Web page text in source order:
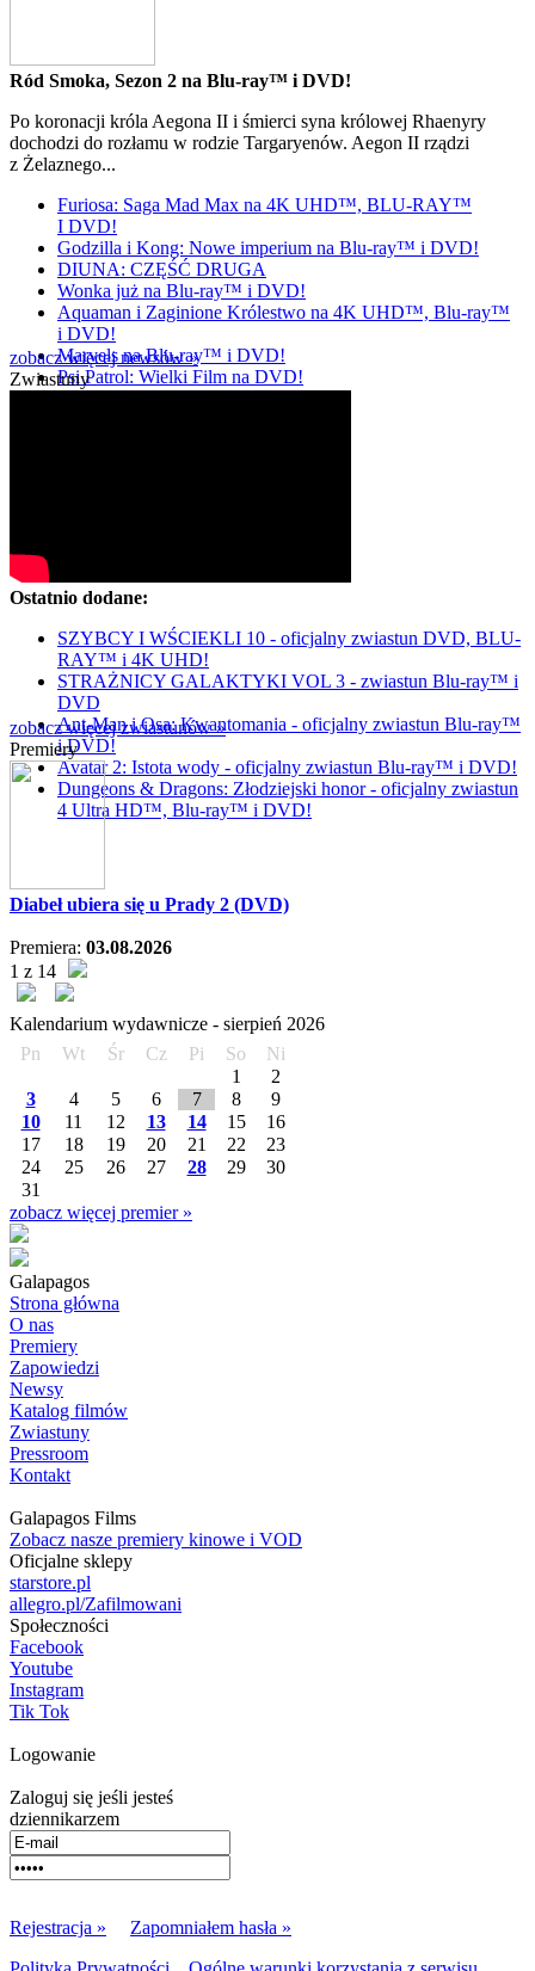
Ród Smoka, Sezon 2 na Blu-ray™ i DVD!
Po koronacji króla Aegona II i śmierci syna królowej Rhaenyry
dochodzi do rozłamu w rodzie Targaryenów. Aegon II rządzi
z Żelaznego...
Furiosa: Saga Mad Max na 4K UHD™, BLU-RAY™
I DVD!
Godzilla i Kong: Nowe imperium na Blu-ray™ i DVD!
DIUNA: CZĘŚĆ DRUGA
Wonka już na Blu-ray™ i DVD!
Aquaman i Zaginione Królestwo na 4K UHD™, Blu-ray™
i DVD!
Marvels na Blu-ray™ i DVD!
Psi Patrol: Wielki Film na DVD!
zobacz więcej newsów »
Zwiastuny
Ostatnio dodane:
SZYBCY I WŚCIEKLI 10 - oficjalny zwiastun DVD, BLU-
RAY™ i 4K UHD!
STRAŻNICY GALAKTYKI VOL 3 - zwiastun Blu-ray™ i
DVD
Ant-Man i Osa: Kwantomania - oficjalny zwiastun Blu-ray™
i DVD!
Avatar 2: Istota wody - oficjalny zwiastun Blu-ray™ i DVD!
Dungeons & Dragons: Złodziejski honor - oficjalny zwiastun
4 Ultra HD™, Blu-ray™ i DVD!
zobacz więcej zwiastunów »
Premiery
Diabeł ubiera się u Prady 2 (DVD)
Premiera: 03.08.2026
1 z 14
Kalendarium wydawnicze - sierpień 2026
Pn
Wt Śr Cz Pi So
Ni
1
2
3
4 5 6 7 8
9
10
11 12 13 14 15
16
17
18 19 20 21 22
23
24
25 26 27 28 29
30
31
zobacz więcej premier »
Galapagos
Strona główna
O nas
Premiery
Zapowiedzi
Newsy
Katalog filmów
Zwiastuny
Pressroom
Kontakt
Galapagos Films
Zobacz nasze premiery kinowe i VOD
Oficjalne sklepy
starstore.pl
allegro.pl/Zafilmowani
Społeczności
Facebook
Youtube
Instagram
Tik Tok
Logowanie
Zaloguj się jeśli jesteś
dziennikarzem
Rejestracja »
Zapomniałem hasła »